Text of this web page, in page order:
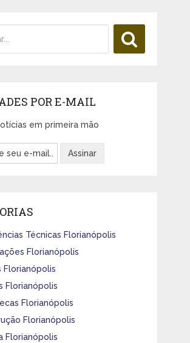
POR E-MAIL
em primeira mão
Técnicas Florianópolis
Florianópolis
Florianópolis
Florianópolis
Florianópolis
Florianópolis
Florianópolis